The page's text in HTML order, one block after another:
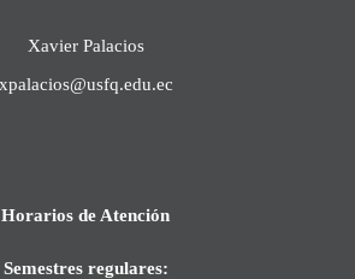
Xavier Palacios
xpalacios@usfq.edu.ec
Horarios de Atención
Semestres regulares: